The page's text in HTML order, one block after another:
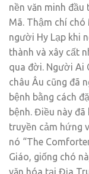
nền văn minh đầu
Mã. Thậm chí
người Hy Lạp khi
thành và xây cất
qua đời. Người Ai
châu Âu cũng đã
bệnh bằng cách
bệnh. Điều này
truyền cảm hứng
nó “The
Giáo, giống chó
văn hóa tại Địa